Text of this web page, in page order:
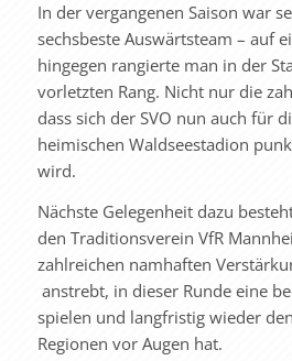
In der vergangenen Saison war
sechsbeste Auswärtsteam – auf
hingegen rangierte man in der
vorletzten Rang. Nicht nur die
dass sich der SVO nun auch für
heimischen Waldseestadion
wird.
Nächste Gelegenheit dazu
den Traditionsverein VfR
zahlreichen namhaften
anstrebt, in dieser Runde eine
spielen und langfristig wieder
Regionen vor Augen hat.